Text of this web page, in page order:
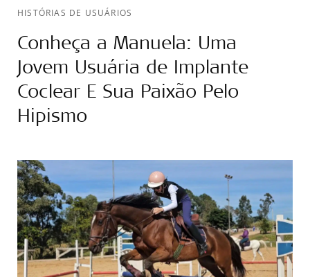
HISTÓRIAS DE USUÁRIOS
Conheça a Manuela: Uma
Jovem Usuária de Implante
Coclear E Sua Paixão Pelo
Hipismo